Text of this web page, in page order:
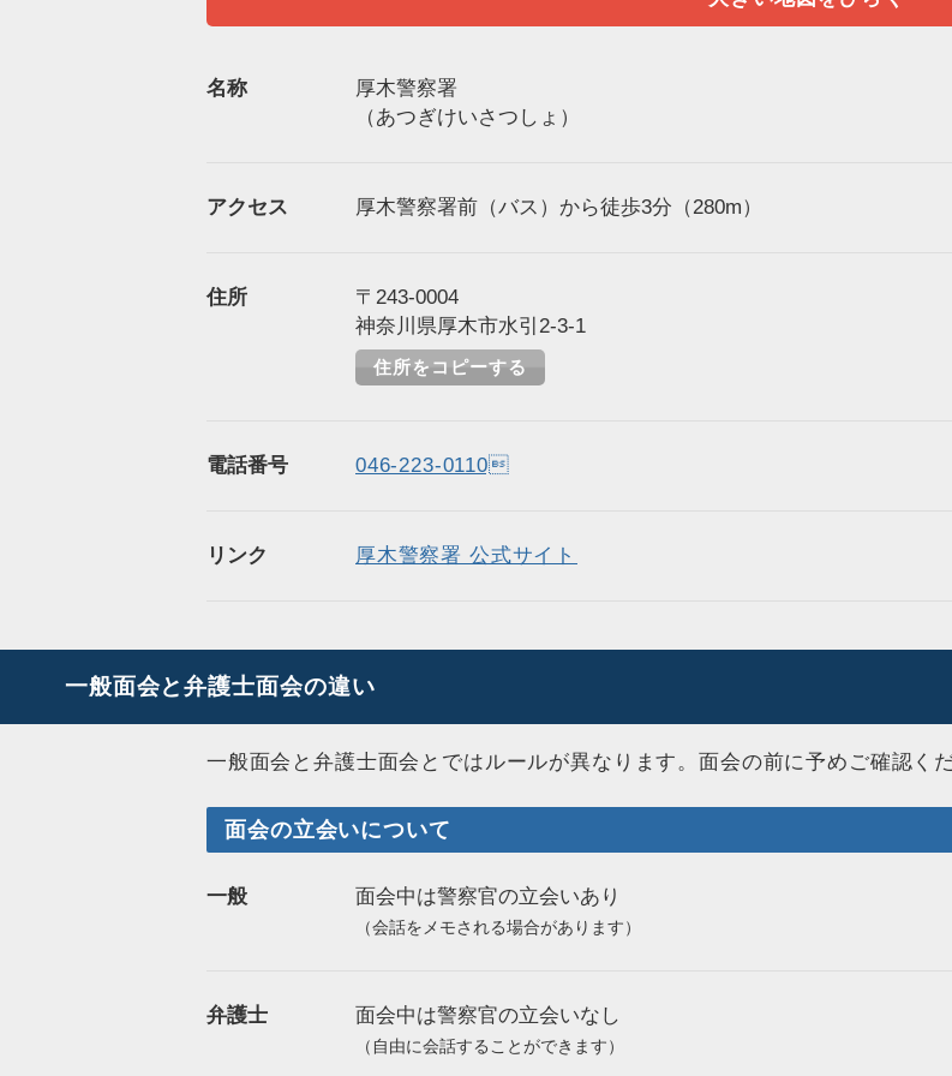
名称
厚木警察署
（あつぎけいさつしょ）
アクセス 厚木警察署前（バス）から徒歩3分（280m）
住所
〒243-0004
神奈川県厚木市水引2-3-1
住所をコピーする
電話番号 046-223-0110
リンク 厚木警察署 公式サイト
一般面会と弁護士面会の違い
一般面会と弁護士面会とではルールが異なります。面会の前に予めご確認くだ
面会の立会いについて
一般 面会中は警察官の立会いあり
（会話をメモされる場合があります）
弁護士 面会中は警察官の立会いなし
（自由に会話することができます）